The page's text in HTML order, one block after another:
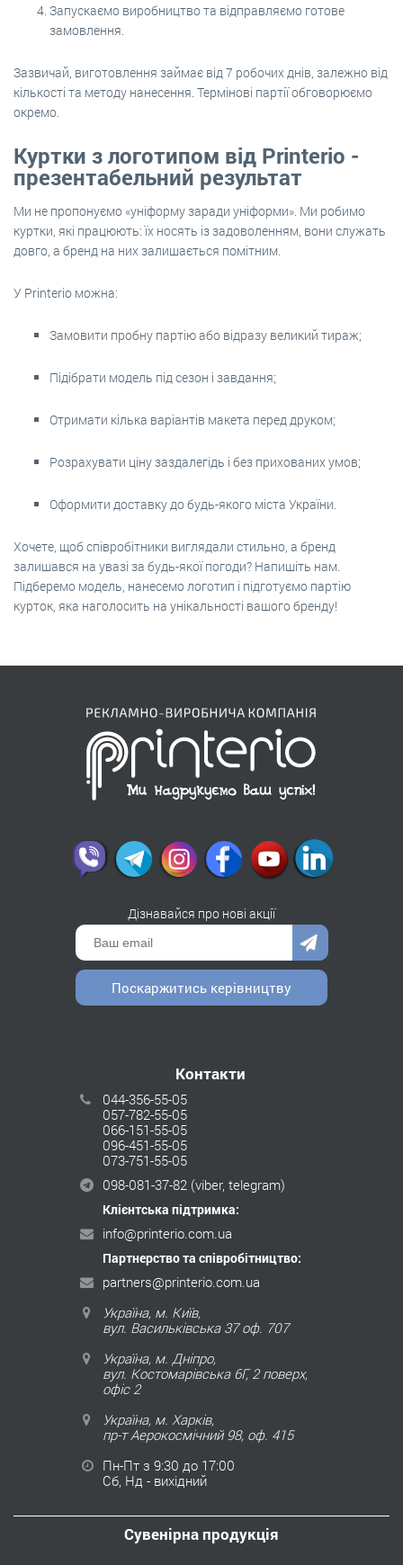
Запускаємо виробництво та відправляємо готове
замовлення.
Зазвичай, виготовлення займає від 7 робочих днів, залежно від
кількості та методу нанесення. Термінові партії обговорюємо
окремо.
Куртки з логотипом від Printerio -
презентабельний результат
Ми не пропонуємо «уніформу заради уніформи». Ми робимо
куртки, які працюють: їх носять із задоволенням, вони служать
довго, а бренд на них залишається помітним.
У Printerio можна:
Замовити пробну партію або відразу великий тираж;
Підібрати модель під сезон і завдання;
Отримати кілька варіантів макета перед друком;
Розрахувати ціну заздалегідь і без прихованих умов;
Оформити доставку до будь-якого міста України.
Хочете, щоб співробітники виглядали стильно, а бренд
залишався на увазі за будь-якої погоди? Напишіть нам.
Підберемо модель, нанесемо логотип і підготуємо партію
курток, яка наголосить на унікальності вашого бренду!
Дізнавайся про нові акції
Поскаржитись керівництву
Контакти
044-356-55-05
057-782-55-05
066-151-55-05
096-451-55-05
073-751-55-05
098-081-37-82 (viber, telegram)
Клієнтська підтримка:
info@printerio.com.ua
Партнерство та співробітництво:
partners@printerio.com.ua
Україна, м. Київ,
вул. Васильківська 37 оф. 707
Україна, м. Дніпро,
вул. Костомарівська 6Г, 2 поверх,
офіс 2
Україна, м. Харків,
пр-т Аерокосмічний 98, оф. 415
Пн-Пт з 9:30 до 17:00
Сб, Нд - вихідний
Сувенірна продукція